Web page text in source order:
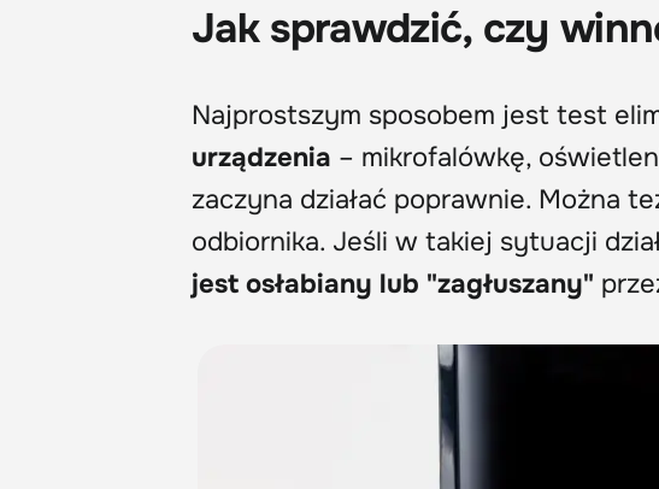
Jak sprawdzić, czy
Najprostszym sposobem jest test
urządzenia – mikrofalówkę,
zaczyna działać poprawnie. Można
odbiornika. Jeśli w takiej sytuacji
jest osłabiany lub "zagłuszany"